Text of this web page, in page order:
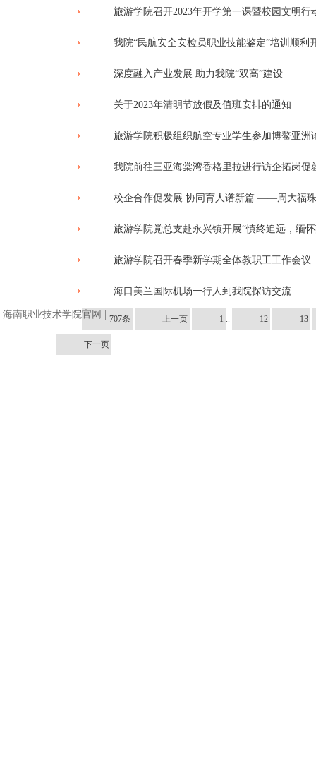
旅游学院召开2023年开学第一课暨校园文明行
我院“民航安全安检员职业技能鉴定”培训顺利
深度融入产业发展 助力我院“双高”建设
关于2023年清明节放假及值班安排的通知
旅游学院积极组织航空专业学生参加博鳌亚
我院前往三亚海棠湾香格里拉进行访企拓岗促
校企合作促发展 协同育人谱新篇 ——周大福
旅游学院党总支赴永兴镇开展“慎终追远，缅
旅游学院召开春季新学期全体教职工工作会议
海口美兰国际机场一行人到我院探访交流
707条 上一页 1 .. 12 13
下一页
海南职业技术学院官网